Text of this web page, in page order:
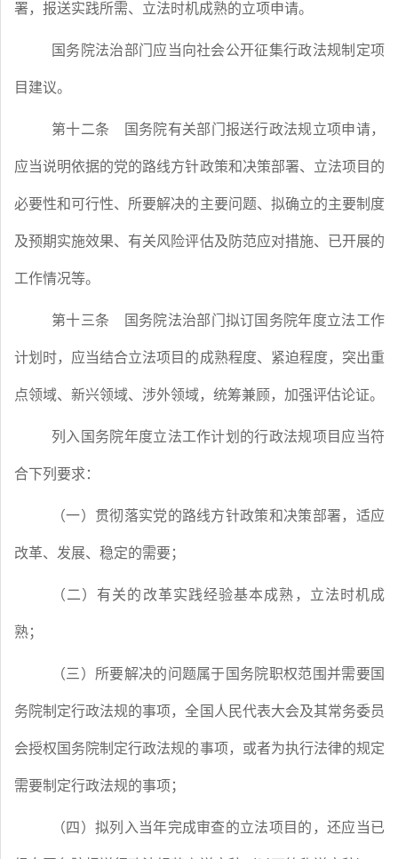
署，报送实践所需、立法时机成熟的立项申请。
国务院法治部门应当向社会公开征集行政法规制定项
目建议。
第十二条 国务院有关部门报送行政法规立项申请，
应当说明依据的党的路线方针政策和决策部署、立法项目的
必要性和可行性、所要解决的主要问题、拟确立的主要制度
及预期实施效果、有关风险评估及防范应对措施、已开展的
工作情况等。
第十三条 国务院法治部门拟订国务院年度立法工作
计划时，应当结合立法项目的成熟程度、紧迫程度，突出重
点领域、新兴领域、涉外领域，统筹兼顾，加强评估论证。
列入国务院年度立法工作计划的行政法规项目应当符
合下列要求：
（一）贯彻落实党的路线方针政策和决策部署，适应
改革、发展、稳定的需要；
（二）有关的改革实践经验基本成熟，立法时机成
熟；
（三）所要解决的问题属于国务院职权范围并需要国
务院制定行政法规的事项，全国人民代表大会及其常务委员
会授权国务院制定行政法规的事项，或者为执行法律的规定
需要制定行政法规的事项；
（四）拟列入当年完成审查的立法项目的，还应当已